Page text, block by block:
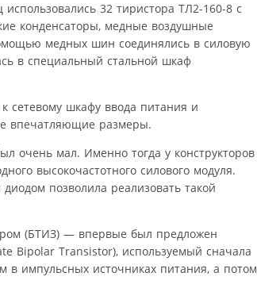
32 тиристора ТЛ2-160-8 с
конденсаторы, медные воздушные
медных шин соединялись в силовую
в специальный стальной шкаф
сетевому шкафу ввода питания и
впечатляющие размеры.
очень мал. Именно тогда у конструкторов
высокочастотного силового модуля.
позволила реализовать такой
(БТИЗ) — впервые был предложен
Bipolar Transistor), используемый сначала
в импульсных источниках питания, а потом